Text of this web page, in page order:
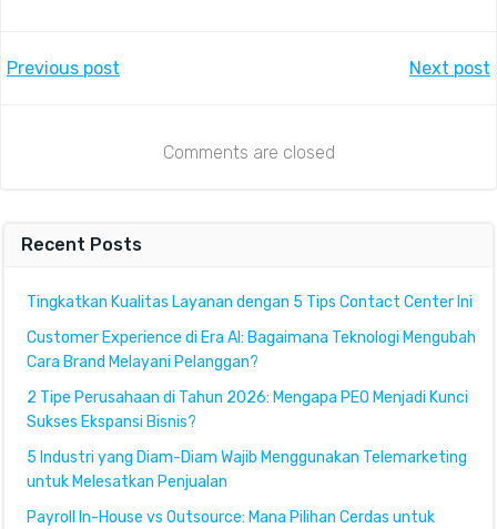
Post
Previous post Next post
Comments are closed
Recent Posts
Tingkatkan Kualitas Layanan dengan 5 Tips Contact Center Ini
Customer Experience di Era AI: Bagaimana Teknologi Mengubah
Cara Brand Melayani Pelanggan?
2 Tipe Perusahaan di Tahun 2026: Mengapa PEO Menjadi Kunci
Sukses Ekspansi Bisnis?
5 Industri yang Diam-Diam Wajib Menggunakan Telemarketing
untuk Melesatkan Penjualan
Payroll In-House vs Outsource: Mana Pilihan Cerdas untuk